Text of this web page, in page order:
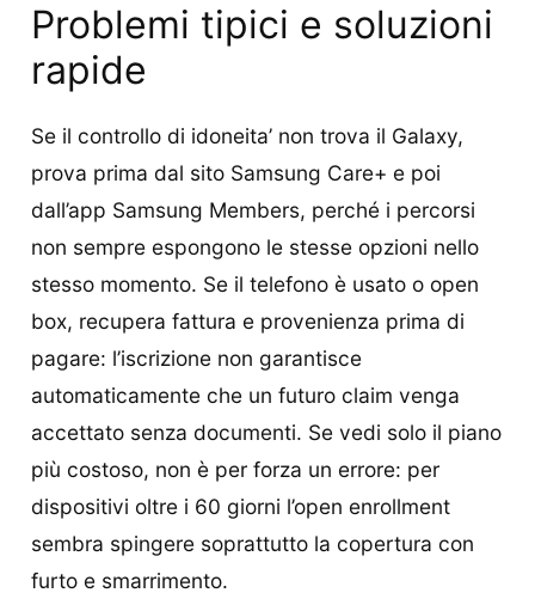
Problemi tipici e soluzioni
rapide
Se il controllo di idoneita’ non trova il Galaxy,
prova prima dal sito Samsung Care+ e poi
dall’app Samsung Members, perché i percorsi
non sempre espongono le stesse opzioni nello
stesso momento. Se il telefono è usato o open
box, recupera fattura e provenienza prima di
pagare: l’iscrizione non garantisce
automaticamente che un futuro claim venga
accettato senza documenti. Se vedi solo il piano
più costoso, non è per forza un errore: per
dispositivi oltre i 60 giorni l’open enrollment
sembra spingere soprattutto la copertura con
furto e smarrimento.